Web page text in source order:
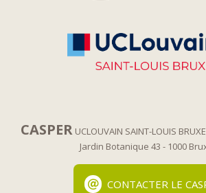
CASPER UCLOUVAIN SAINT-LOUIS
Jardin Botanique 43 - 1000
CONTACTER LE